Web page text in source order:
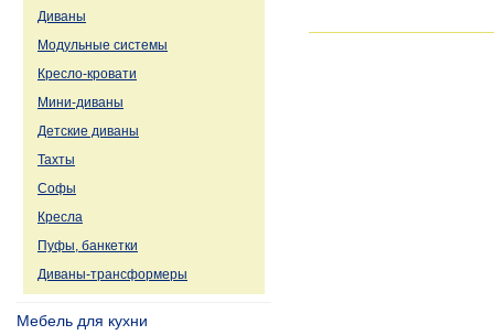
Диваны
Модульные системы
Кресло-кровати
Мини-диваны
Детские диваны
Тахты
Софы
Кресла
Пуфы, банкетки
Диваны-трансформеры
Мебель для кухни